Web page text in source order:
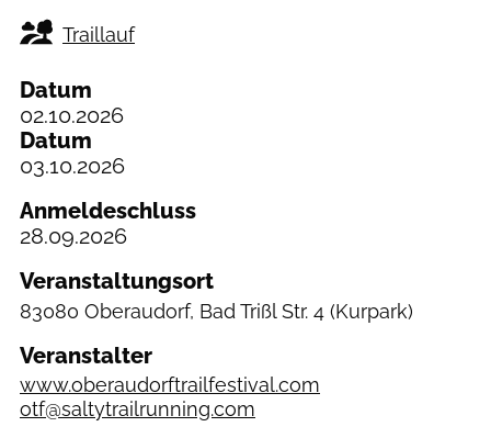
Traillauf
Datum
02.10.2026
Datum
03.10.2026
Anmeldeschluss
28.09.2026
Veranstaltungsort
83080 Oberaudorf, Bad Trißl Str. 4 (Kurpark)
Veranstalter
www.oberaudorftrailfestival.com
otf@saltytrailrunning.com